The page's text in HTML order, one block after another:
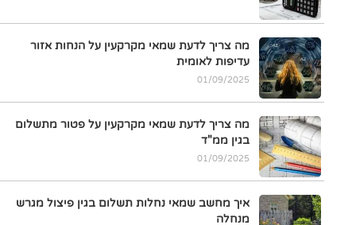
מה צריך לדעת שמאי מקרקעין על הנחות אזור
עדיפות לאומית
01/09/2025
מה צריך לדעת שמאי מקרקעין על פטור מתשלום
בגין ממ"ד
01/09/2025
איך מחשב שמאי נחלות תשלום בגין פיצול מגרש
מנחלה